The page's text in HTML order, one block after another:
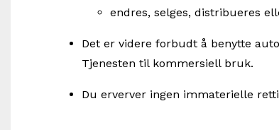
endres, selges, distribueres
Det er videre forbudt å benytte
Tjenesten til kommersiell bruk.
Du erverver ingen immaterielle